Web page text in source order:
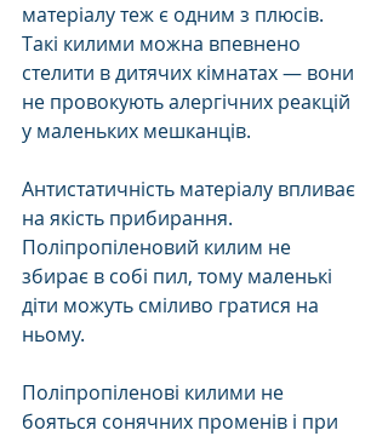
матеріалу теж є одним з плюсів.
Такі килими можна впевнено
стелити в дитячих кімнатах — вони
не провокують алергічних реакцій
у маленьких мешканців.
Антистатичність матеріалу впливає
на якість прибирання.
Поліпропіленовий килим не
збирає в собі пил, тому маленькі
діти можуть сміливо гратися на
ньому.
Поліпропіленові килими не
бояться сонячних променів і при